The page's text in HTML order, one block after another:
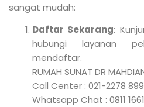
sangat mudah:
Daftar Sekarang:
hubungi layanan
mendaftar.
RUMAH SUNAT DR
Call Center : 021-2278
Whatsapp Chat : 0811